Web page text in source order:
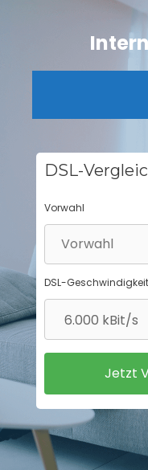
DSL-
Vorwahl
DSL-Geschwindigkeit